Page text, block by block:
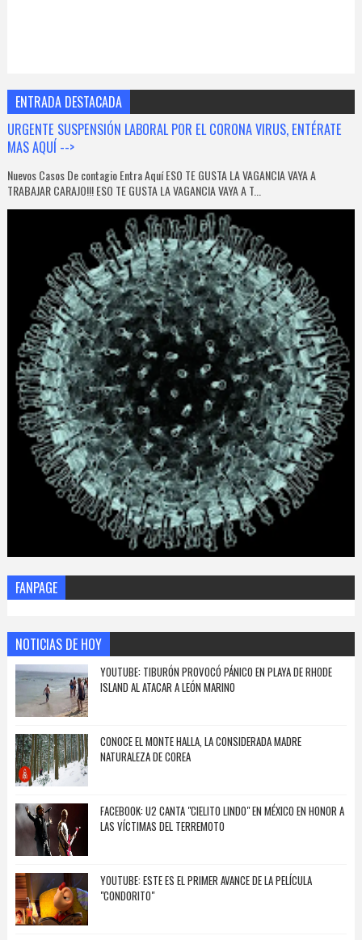
ENTRADA DESTACADA
URGENTE SUSPENSIÓN LABORAL POR EL CORONA VIRUS, ENTÉRATE
MAS AQUÍ -->
Nuevos Casos De contagio Entra Aquí ESO TE GUSTA LA VAGANCIA VAYA A
TRABAJAR CARAJO!!! ESO TE GUSTA LA VAGANCIA VAYA A T...
FANPAGE
NOTICIAS DE HOY
YOUTUBE: TIBURÓN PROVOCÓ PÁNICO EN PLAYA DE RHODE
ISLAND AL ATACAR A LEÓN MARINO
CONOCE EL MONTE HALLA, LA CONSIDERADA MADRE
NATURALEZA DE COREA
FACEBOOK: U2 CANTA "CIELITO LINDO" EN MÉXICO EN HONOR A
LAS VÍCTIMAS DEL TERREMOTO
YOUTUBE: ESTE ES EL PRIMER AVANCE DE LA PELÍCULA
"CONDORITO"